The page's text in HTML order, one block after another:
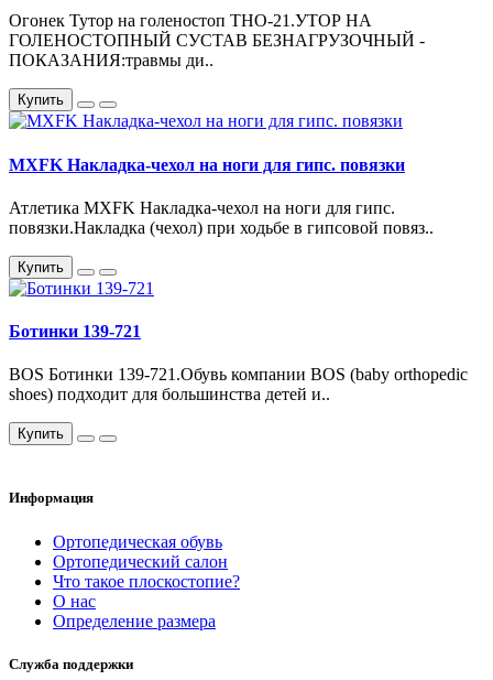
Огонек Тутор на голеностоп ТНО-21.УТОР НА
ГОЛЕНОСТОПНЫЙ СУСТАВ БЕЗНАГРУЗОЧНЫЙ -
ПОКАЗАНИЯ:травмы ди..
Купить
MXFK Накладка-чехол на ноги для гипс. повязки
Атлетика MXFK Накладка-чехол на ноги для гипс.
повязки.Накладка (чехол) при ходьбе в гипсовой повяз..
Купить
Ботинки 139-721
BOS Ботинки 139-721.Обувь компании BOS (baby orthopedic
shoes) подходит для большинства детей и..
Купить
Информация
Ортопедическая обувь
Ортопедический салон
Что такое плоскостопие?
О нас
Определение размера
Служба поддержки